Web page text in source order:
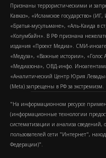
Признаны террористическими и
Кавказ», «Исламское государство»
«Братья-мусульмане», «Аль-Каида в
«Колумбайн». В РФ признана
издания «Проект Медиа». СМИ-
«Медуза», «Важные истории»,
«Медиазона», ОВД-инфо.
«Аналитический Центр Юрия
(Metа) запрещены в РФ за экстремизм.
"На информационном ресурсе
(информационные технологии
систематизации и анализа сведений,
пользователей сети "Интернет",
Федерации)".